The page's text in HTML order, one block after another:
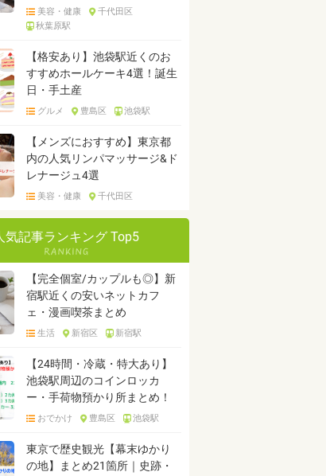
美容・健康
千代田区
秋葉原駅
【格安あり】池袋駅近くのお
すすめホールケーキ4選！誕生
日・手土産
グルメ 豊島区 池袋駅
【メンズにおすすめ】東京都
内の人気リンパマッサージ&ド
レナージュ4選
美容・健康 千代田区
気記事ランキング Top5
【完全個室/カップルも◎】新
宿駅近くの安いネットカフ
ェ・漫画喫茶まとめ
生活 新宿区 新宿駅
【24時間・冷蔵・特大あり】
池袋駅周辺のコインロッカ
ー・手荷物預かり所まとめ！
おでかけ 豊島区 池袋駅
東京で歴史観光【幕末ゆかり
の地】まとめ21箇所｜史跡・